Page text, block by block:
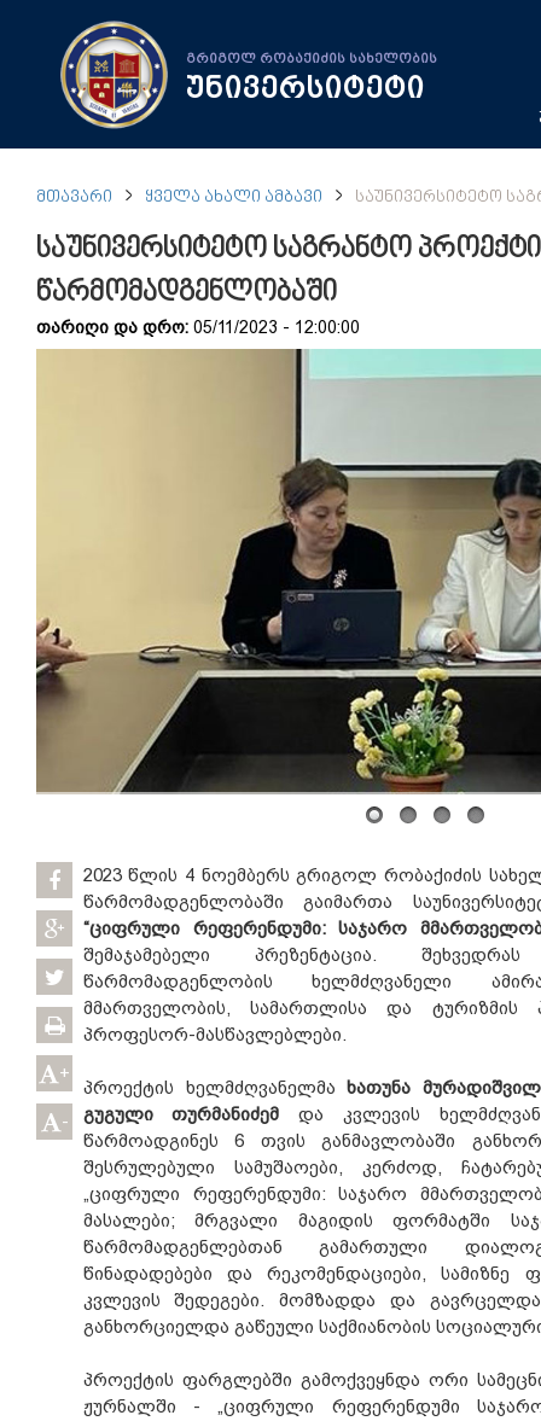
გრიგოლ რობაქიძის სახელობის
უნივერსიტეტი
ᲛᲗᲐᲕᲐᲠᲘ ᲧᲕᲔᲚᲐ ᲐᲮᲐᲚᲘ ᲐᲛᲑᲐᲕᲘ ᲡᲐᲣᲜᲘᲕᲔᲠᲡᲘᲢᲔᲢᲝ
საუნივერსიტეტო საგრანტო
წარმომადგენლობაში
თარიღი და დრო: 05/11/2023 - 12:00:00
+
-
2023 წლის 4 ნოემბერს გრიგოლ რობაქიძის
წარმომადგენლობაში გაიმართა
“ციფრული რეფერენდუმი: საჯარო
შემაჯამებელი პრეზენტაცია.
წარმომადგენლობის ხელმძღვანელი
მმართველობის, სამართლისა და ტურიზმის
პროფესორ-მასწავლებლები.
პროექტის ხელმძღვანელმახათუნა
გუგული თურმანიძემ და კვლევის
წარმოადგინეს 6 თვის განმავლობაში
შესრულებული სამუშაოები, კერძოდ,
„ციფრული რეფერენდუმი: საჯარო
მასალები; მრგვალი მაგიდის ფორმატში
წარმომადგენლებთან გამართული
წინადადებები და რეკომენდაციები, სამიზნე
კვლევის შედეგები. მომზადდა და
განხორციელდა გაწეული საქმიანობის
პროექტის ფარგლებში გამოქვეყნდა ორი
ჟურნალში - „ციფრული რეფერენდუმი